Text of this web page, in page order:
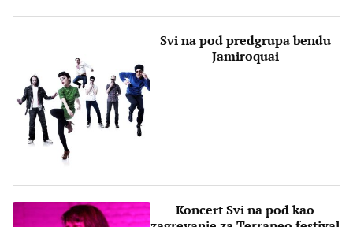
Svi na pod predgrupa bendu
Jamiroquai
Koncert Svi na pod kao